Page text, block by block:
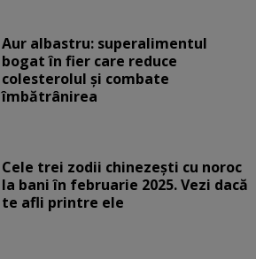
Aur albastru: superalimentul
bogat în fier care reduce
colesterolul și combate
îmbătrânirea
Cele trei zodii chinezești cu noroc
la bani în februarie 2025. Vezi dacă
te afli printre ele